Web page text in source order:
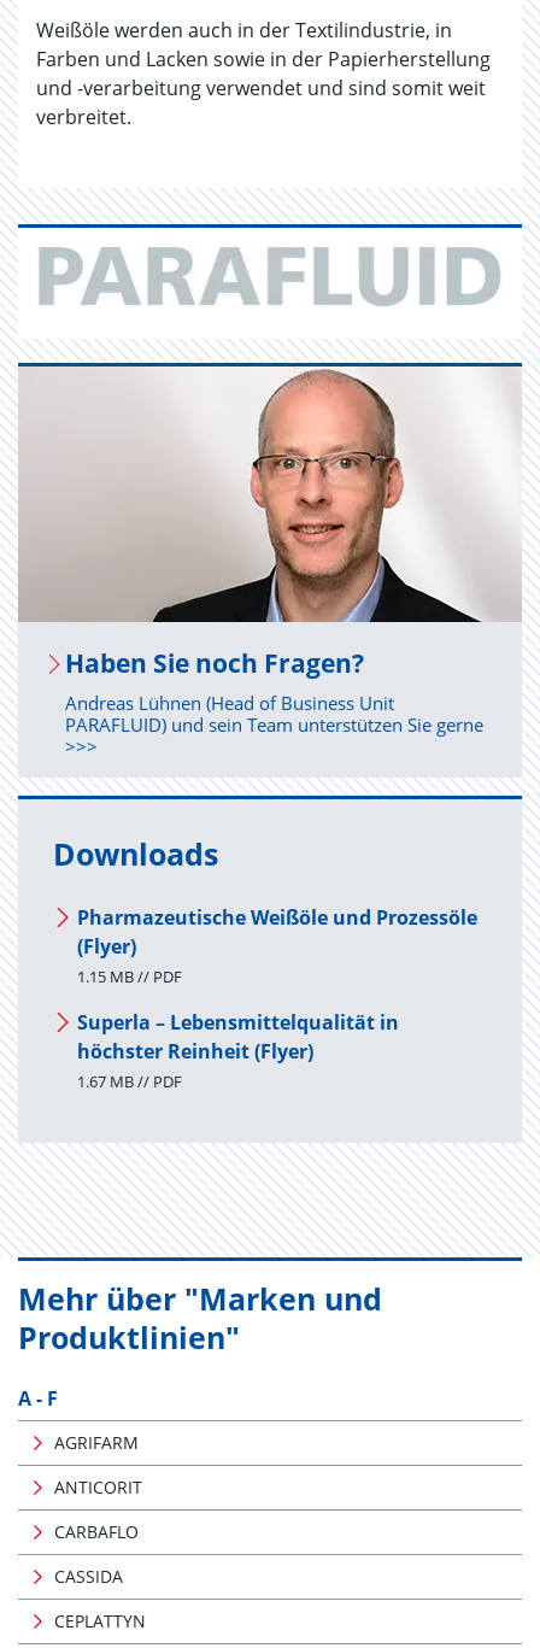
Weißöle werden auch in der Textilindustrie, in
Farben und Lacken sowie in der Papierherstellung
und -verarbeitung verwendet und sind somit weit
verbreitet.
Haben Sie noch Fra­gen?
Andreas Lühnen (Head of Business Unit
PARAFLUID) und sein Team unterstützen Sie gerne
>>>
Downloads
Pharmazeutische Weißöle und Prozessöle
(Flyer)
1.15 MB // PDF
Superla – Lebensmittelqualität in
höchster Reinheit (Flyer)
1.67 MB // PDF
Mehr über "Marken und
Produktlinien"
A - F
AGRIFARM
ANTICORIT
CARBAFLO
CASSIDA
CEPLATTYN